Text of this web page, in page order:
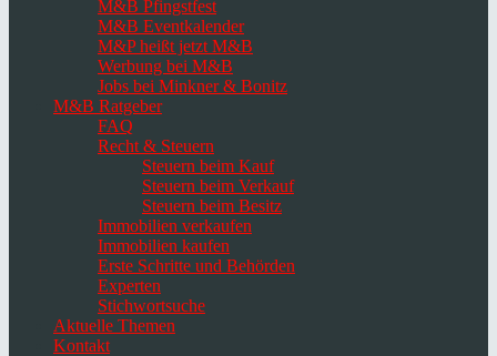
M&B Pfingstfest
M&B Eventkalender
M&P heißt jetzt M&B
Werbung bei M&B
Jobs bei Minkner & Bonitz
M&B Ratgeber
FAQ
Recht & Steuern
Steuern beim Kauf
Steuern beim Verkauf
Steuern beim Besitz
Immobilien verkaufen
Immobilien kaufen
Erste Schritte und Behörden
Experten
Stichwortsuche
Aktuelle Themen
Kontakt